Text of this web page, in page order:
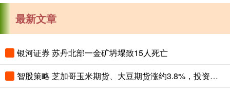
最新文章
银河证券 苏丹北部一金矿坍塌致15人死亡
智股策略 芝加哥玉米期货、大豆期货涨约3.8%，投资者关注夏季天气对全球农作物生长构成的风险